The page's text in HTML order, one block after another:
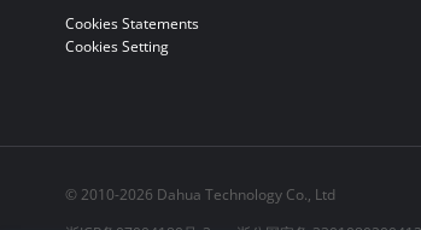
Cookies Statements
Cookies Setting
© 2010-2026 Dahua Technology Co., Ltd